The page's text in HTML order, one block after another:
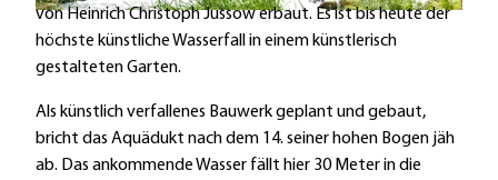
© Stadt Kassel; Foto: Weber Fotografie Kassel
von Heinrich Christoph Jussow erbaut. Es ist bis heute der
höchste künstliche Wasserfall in einem künstlerisch
gestalteten Garten.
Als künstlich verfallenes Bauwerk geplant und gebaut,
bricht das Aquädukt nach dem 14. seiner hohen Bogen jäh
ab. Das ankommende Wasser fällt hier 30 Meter in die